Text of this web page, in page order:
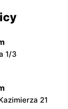
1/3
21